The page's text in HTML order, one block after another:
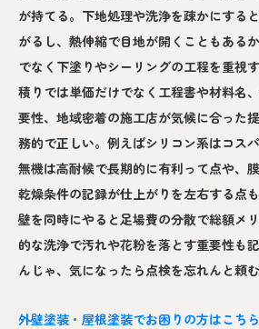
が持てる。下地処理や洗浄を疎かにする
がるし、熱伸縮で目地が開くこともある
でなく下塗りやシーリングの工程を重視
積りでは単価だけでなく工程書や材料名
要性、地域密着の施工店が気候に合った
務的で正しい。例えばシリコン系はコス
無機は高耐候で長期的に有利って点や、
乾燥条件の記録が仕上がりを左右する点
壁を同時にやると足場費の分散で総額メ
的な洗浄で汚れや花粉を落とす重要性も
んじゃ、気になったら点検を忘れんと頼む
外壁塗装・屋根塗装でお困りの方はこち